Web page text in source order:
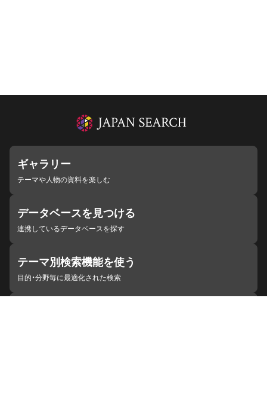
ギャラリー
テーマや人物の資料を楽しむ
データベースを見つける
連携しているデータベースを探す
テーマ別検索機能を使う
目的・分野毎に最適化された検索